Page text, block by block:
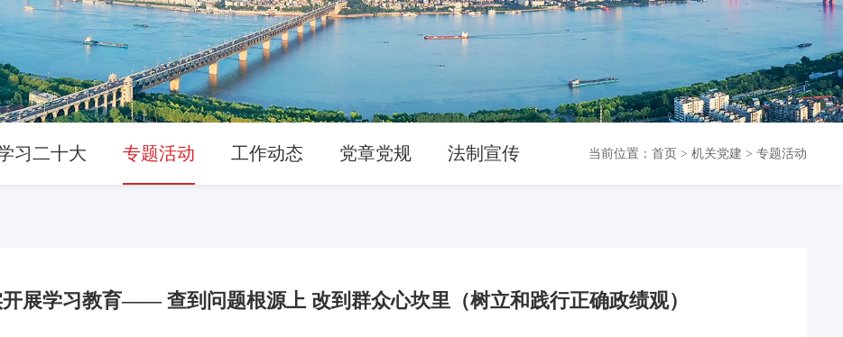
习二十大 专题活动 工作动态 党章党规 法制宣传 当前位置： 首页 > 机关党建 > 专题活动
展学习教育—— 查到问题根源上 改到群众心坎里（树立和践行正确政绩观）